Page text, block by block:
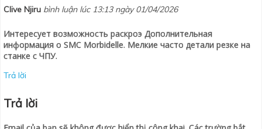
Clive Njiru bình luận lúc 13:13 ngày 01/04/2026
Интересует возможность раскроэ Дополнительная
информация о SMC Morbidelle. Мелкие часто детали резке на
станке с ЧПУ.
Trả lời
Trả lời